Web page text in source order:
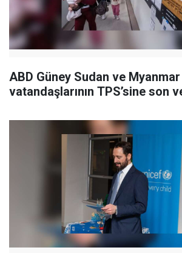
ABD Güney Sudan ve Myanmar
vatandaşlarının TPS’sine son